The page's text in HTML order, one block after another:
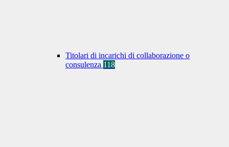
Titolari di incarichi di collaborazione o
consulenza 118